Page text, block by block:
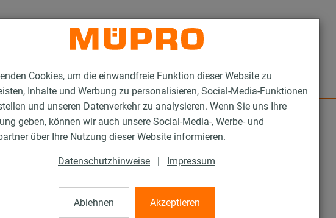
Cookies, um die einwandfreie Funktion dieser Website zu
Inhalte und Werbung zu personalisieren, Social-Media-Funktionen
und unseren Datenverkehr zu analysieren. Wenn Sie uns Ihre
geben, können wir auch unsere Social-Media-, Werbe- und
über Ihre Nutzung dieser Website informieren.
Datenschutzhinweise | Impressum
Ablehnen Akzeptieren
RTN+ Typ 2 und 4
Typ 2 und 4